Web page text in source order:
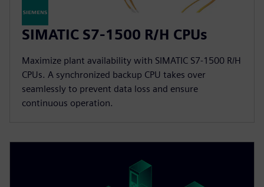
SIMATIC S7-1500 R/H CPUs
Maximize plant availability with SIMATIC S7-1500 R/H
CPUs. A synchronized backup CPU takes over
seamlessly to prevent data loss and ensure
continuous operation.